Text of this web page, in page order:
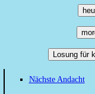
Losung für
Nächste Andacht